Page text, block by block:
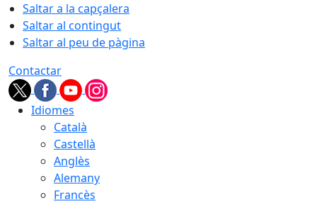
Saltar a la capçalera
Saltar al contingut
Saltar al peu de pàgina
Contactar
Idiomes
Català
Castellà
Anglès
Alemany
Francès